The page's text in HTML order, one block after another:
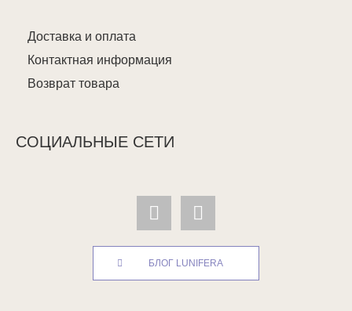
Доставка и оплата
Контактная информация
Возврат товара
СОЦИАЛЬНЫЕ СЕТИ
БЛОГ LUNIFERA